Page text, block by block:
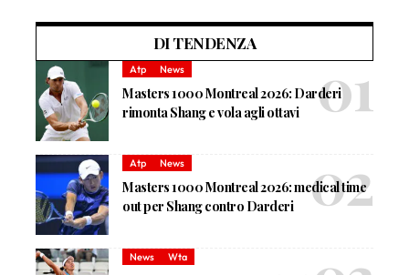
DI TENDENZA
Atp News
Masters 1000 Montreal 2026: Darderi
rimonta Shang e vola agli ottavi
Atp News
Masters 1000 Montreal 2026: medical time
out per Shang contro Darderi
News Wta